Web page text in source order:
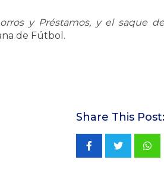
y Préstamos, y el saque de
de Fútbol.
Share This Post: